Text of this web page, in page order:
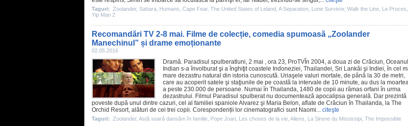
Taguri: Zoolander, Sahara Humans Cape Fear, The United States of Leland A Separation Lone Survivor, Walk the Line Le Proces
Yip Man 2
Recomandări TV 2-8 mai. Filme de colecție, comedia spumoasă „Zoolander
Manechinul” și drame emoționante
02.05.2016
Dramă. Paradisul spulberatluni, 2 mai , ora 23, ProTVÎn 2004, a doua zi de Crăciun, Oceanul
Indian s-a învolburat şi a înghiţit coastele Indoneziei, Thailandei, Sri Lankăi şi Indiei, în cel
mare dezastru natural din istoria cunoscută. Uriaşele valuri mortale, de până la 30 de metri,
care au acoperit satele şi staţiunile de pe coastă la intervale de 10 minute, au dus la
a peste 230.000 de persoane. Numai în Thailanda, 1480 de copii au rămas orfani în urma
dezastrului. Filmul
Paradisul spulberat nu documentează apocalipsa generală. Dar prezintă
poveste după unul dintre cazuri, cel al familiei spaniole Alvarez şi Maria Belon, aflate de Crăciun în Thailanda, la The
Orchid Resort, alături de cei trei copii. Corespondenții lor cinematografici sunt Naomi... citeşte
Taguri: Zoolander, Astă seară dansăm în familie Pope Joan Les choses de la vie Aliens La Sirene du Mississipi The Impossible